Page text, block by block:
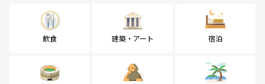
飲食 建築・アート 宿泊